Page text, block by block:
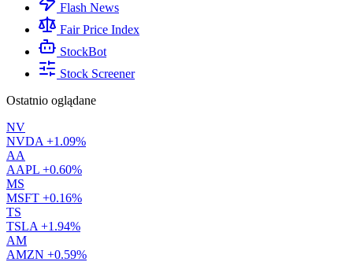
Flash News
Fair Price Index
StockBot
Stock Screener
Ostatnio oglądane
NV
NVDA +1.09%
AA
AAPL +0.60%
MS
MSFT +0.16%
TS
TSLA +1.94%
AM
AMZN +0.59%